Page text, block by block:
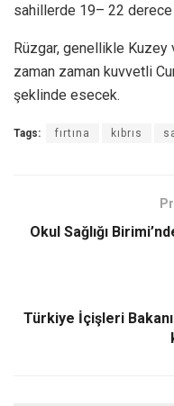
sahillerde 19– 22
Rüzgar, genellikle Kuzey
zaman zaman kuvvetli
şeklinde esecek.
Tags: fırtına kıbrıs
Okul Sağlığı
Türkiye İçişleri Bakanı